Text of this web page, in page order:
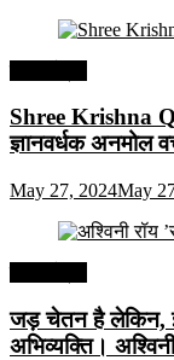
Shree Krishna
ज्ञानवर्धक अनमोल
May 27, 2024May
जड़ चेतन है लेकिन,
अभिव्यक्ति।